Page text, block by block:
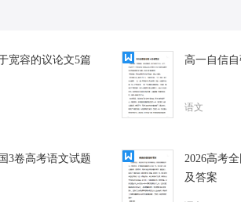
宽容的议论文5篇 高一自信
语文
3卷高考语文试题
2026高考
及答案